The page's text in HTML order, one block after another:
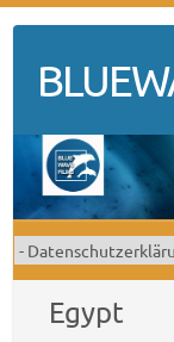
content
Egypt